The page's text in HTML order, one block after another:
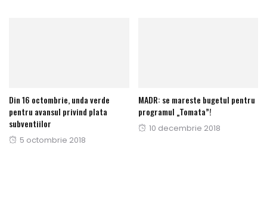
Din 16 octombrie, unda verde
pentru avansul privind plata
subventiilor
Publicat
5 octombrie 2018
MADR: se mareste bugetul pentru
programul „Tomata”!
Publicat
10 decembrie 2018